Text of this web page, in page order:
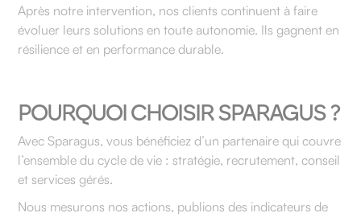
Après notre intervention, nos clients continuent à faire
évoluer leurs solutions en toute autonomie. Ils gagnent en
résilience et en performance durable.
POURQUOI CHOISIR SPARAGUS ?
Avec Sparagus, vous bénéficiez d’un partenaire qui couvre
l’ensemble du cycle de vie : stratégie, recrutement, conseil
et services gérés.
Nous mesurons nos actions, publions des indicateurs de